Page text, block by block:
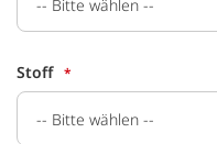
Stoff